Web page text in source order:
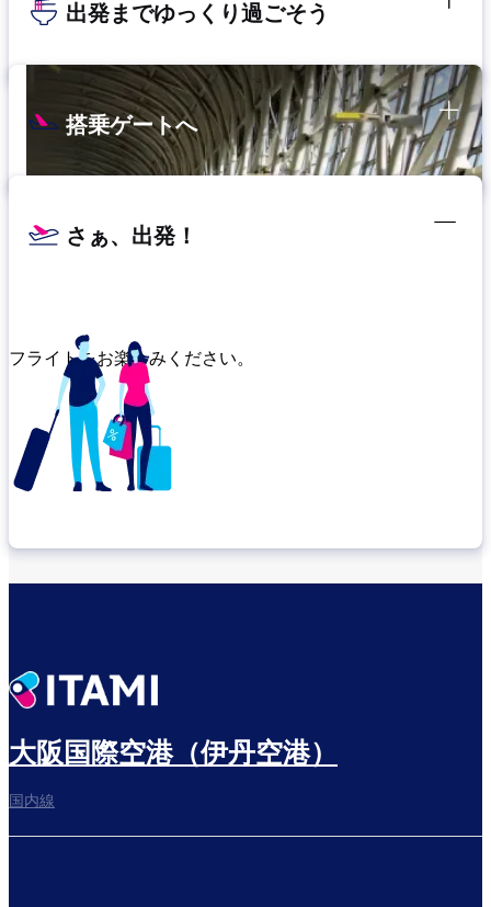
出発までゆっくり過ごそう
搭乗ゲートへ
さぁ、出発！
フライトをお楽しみください。
搭乗ゲートへ
大阪国際空港（伊丹空港）
国内線